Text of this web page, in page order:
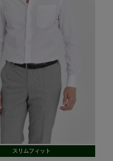
スリムフィット